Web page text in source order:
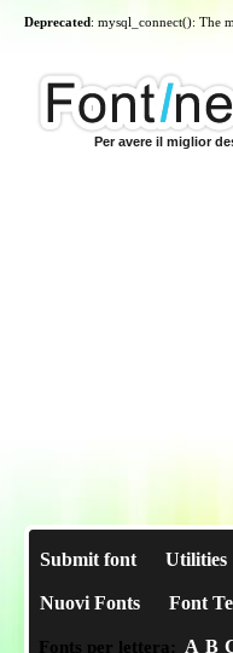
Deprecated: mysql_connect(): The
Per avere il miglior
Submit font Utilities
Nuovi Fonts Font
Fonts per lettera: A B